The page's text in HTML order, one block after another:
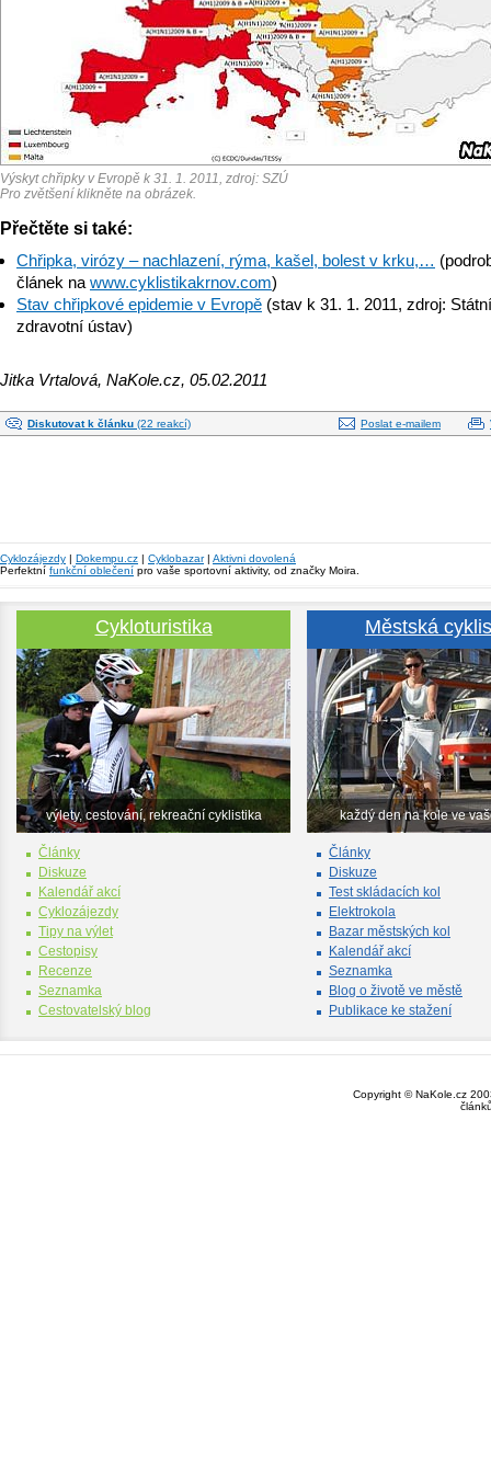
Výskyt chřipky v Evropě k 31. 1. 2011, zdroj: SZÚ
Pro zvětšení klikněte na obrázek.
Přečtěte si také:
Chřipka, virózy – nachlazení, rýma, kašel, bolest v krku,…
článek na www.cyklistika­krnov.com)
Stav chřipkové epidemie v Evropě (stav k 31. 1. 2011, zdroj: Státní
zdravotní ústav)
Jitka Vrtalová, NaKole.cz, 05.02.2011
Diskutovat k článku (22 reakcí) Poslat e-mailem
Cyklozájezdy | Dokempu.cz | Cyklobazar| Aktivni dovolená
Perfektní funkční oblečení pro vaše sportovní aktivity, od značky Moira.
Cykloturistika
výlety, cestování, rekreační cyklistika
Články
Diskuze
Kalendář akcí
Cyklozájezdy
Tipy na výlet
Cestopisy
Recenze
Seznamka
Cestovatelský blog
Městská
každý den na kole ve
Články
Diskuze
Test skládacích kol
Elektrokola
Bazar městských kol
Kalendář akcí
Seznamka
Blog o životě ve městě
Publikace ke stažení
Copyright © NaKole.cz